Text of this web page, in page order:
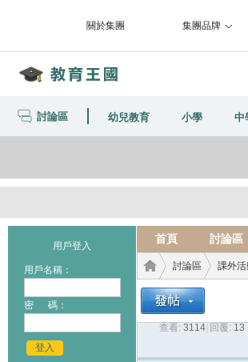
關於集團 集團品牌
討論區 幼兒教育 小學 中
用戶登入
用戶名稱：
密 碼：
登入
首頁 討論區
›
討論區
›
課外
查看: 3114 回覆: 13